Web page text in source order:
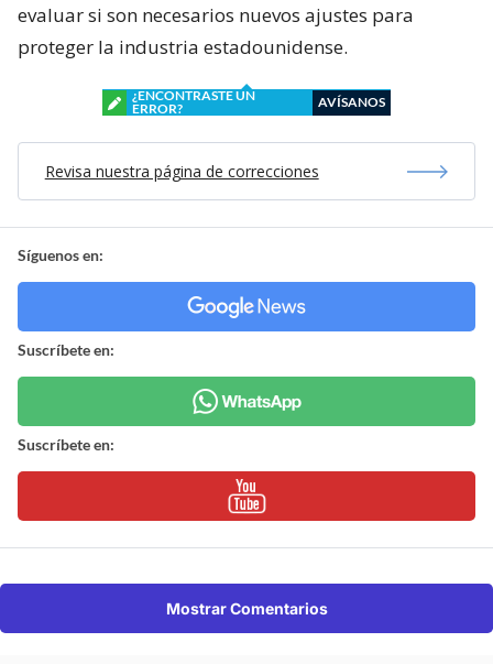
evaluar si son necesarios nuevos ajustes para
proteger la industria estadounidense.
¿ENCONTRASTE UN
ERROR?
AVÍSANOS
Revisa nuestra página de correcciones
Síguenos en:
Suscríbete en:
Suscríbete en:
Mostrar Comentarios